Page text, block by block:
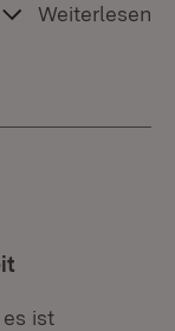
Weiterlesen
ist